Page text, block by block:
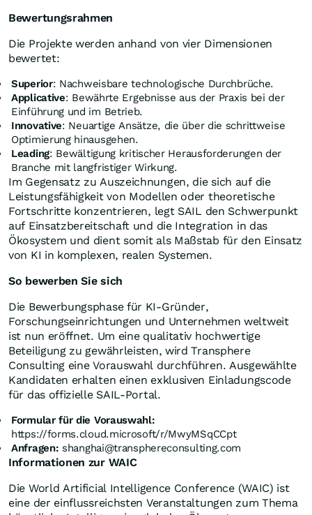
Bewertungsrahmen
Die Projekte werden anhand von vier Dimensionen
bewertet:
Superior: Nachweisbare technologische Durchbrüche.
Applicative: Bewährte Ergebnisse aus der Praxis bei der
Einführung und im Betrieb.
Innovative: Neuartige Ansätze, die über die schrittweise
Optimierung hinausgehen.
Leading: Bewältigung kritischer Herausforderungen der
Branche mit langfristiger Wirkung.
Im Gegensatz zu Auszeichnungen, die sich auf die
Leistungsfähigkeit von Modellen oder theoretische
Fortschritte konzentrieren, legt SAIL den Schwerpunkt
auf Einsatzbereitschaft und die Integration in das
Ökosystem und dient somit als Maßstab für den Einsatz
von KI in komplexen, realen Systemen.
So bewerben Sie sich
Die Bewerbungsphase für KI-Gründer,
Forschungseinrichtungen und Unternehmen weltweit
ist nun eröffnet. Um eine qualitativ hochwertige
Beteiligung zu gewährleisten, wird Transphere
Consulting eine Vorauswahl durchführen. Ausgewählte
Kandidaten erhalten einen exklusiven Einladungscode
für das offizielle SAIL-Portal.
Formular für die Vorauswahl:
https://forms.cloud.microsoft/r/MwyMSqCCpt
Anfragen: shanghai@transphereconsulting.com
Informationen zur WAIC
Die World Artificial Intelligence Conference (WAIC) ist
eine der einflussreichsten Veranstaltungen zum Thema